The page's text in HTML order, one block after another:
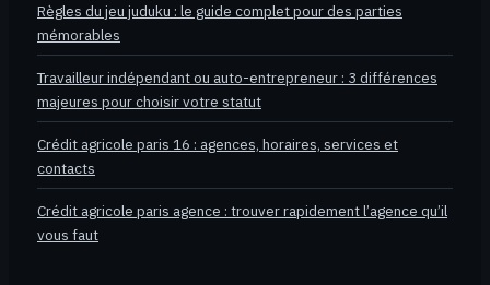
Règles du jeu juduku : le guide complet pour des parties
mémorables
Travailleur indépendant ou auto-entrepreneur : 3 différences
majeures pour choisir votre statut
Crédit agricole paris 16 : agences, horaires, services et
contacts
Crédit agricole paris agence : trouver rapidement l’agence qu’il
vous faut